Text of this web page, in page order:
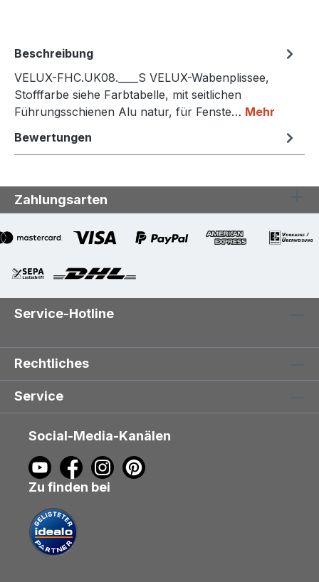
Beschreibung
VELUX-FHC.UK08.____S VELUX-Wabenplissee,
Stofffarbe siehe Farbtabelle, mit seitlichen
Führungsschienen Alu natur, für Fenste… Mehr
Bewertungen
Zahlungsarten
Service-Hotline
Rechtliches
Service
Social-Media-Kanälen
Zu finden bei